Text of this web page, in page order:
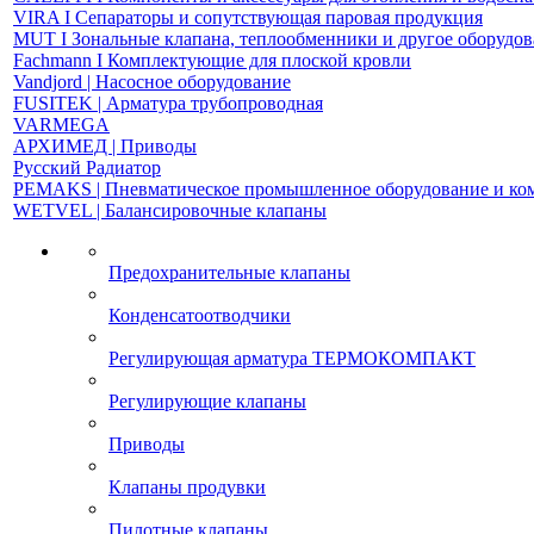
VIRA І Сепараторы и сопутствующая паровая продукция
MUT І Зональные клапана, теплообменники и другое
Fachmann І Комплектующие для плоской кровли
Vandjord | Насосное оборудование
FUSITEK | Арматура трубопроводная
VARMEGA
АРХИМЕД | Приводы
Русский Радиатор
PEMAKS | Пневматическое промышленное оборудование и
WETVEL | Балансировочные клапаны
Предохранительные клапаны
Конденсатоотводчики
Регулирующая арматура ТЕРМОКОМПАКТ
Регулирующие клапаны
Приводы
Клапаны продувки
Пилотные клапаны